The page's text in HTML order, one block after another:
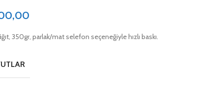
350gr, parlak/mat selefon seçeneğiyle hızlı baskı.